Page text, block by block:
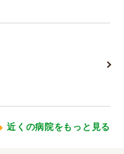
近くの病院をもっと見る